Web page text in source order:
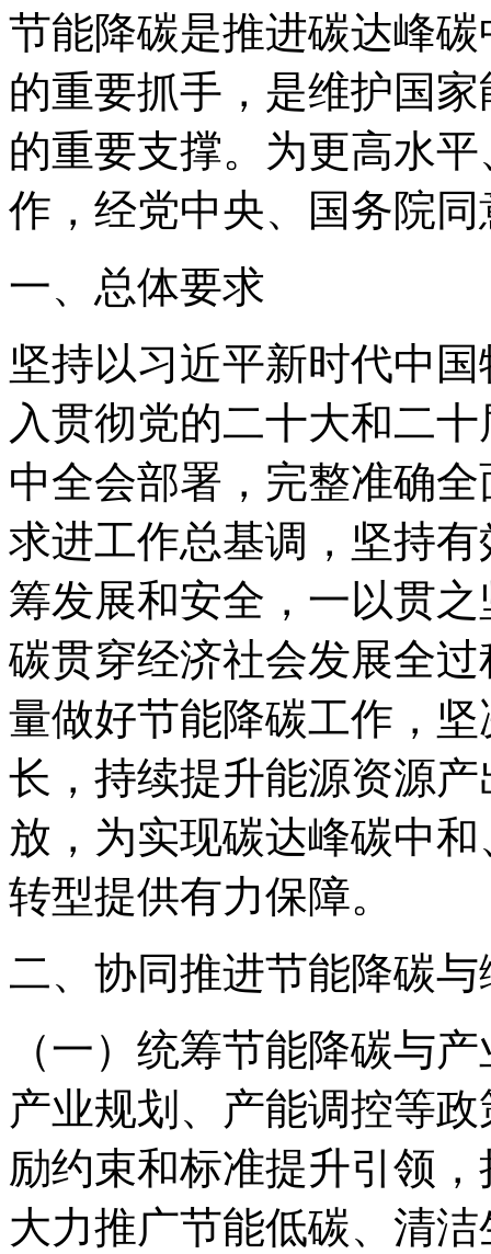
节能降碳是推进碳达峰
的重要抓手，是维护国
的重要支撑。为更高水
作，经党中央、国务院
一、总体要求
坚持以习近平新时代中
入贯彻党的二十大和二
中全会部署，完整准确
求进工作总基调，坚持
筹发展和安全，一以贯
碳贯穿经济社会发展全
量做好节能降碳工作，
长，持续提升能源资源
放，为实现碳达峰碳中
转型提供有力保障。
二、协同推进节能降碳
（一）统筹节能降碳与
产业规划、产能调控等
励约束和标准提升引领
大力推广节能低碳、清